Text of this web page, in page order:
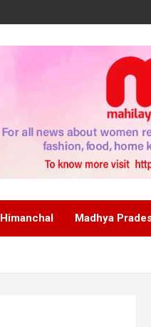
Himanchal Madhya